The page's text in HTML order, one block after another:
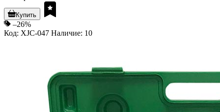
Купить
–26%
Код: XJC-047 Наличие: 10